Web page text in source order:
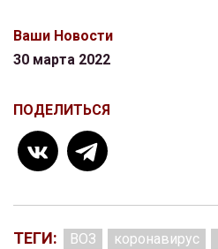
Ваши Новости
30 марта 2022
ПОДЕЛИТЬСЯ
ТЕГИ: ВОЗ коронавирус